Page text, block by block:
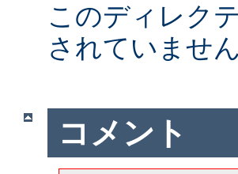
このディレク
されていませ
コメント